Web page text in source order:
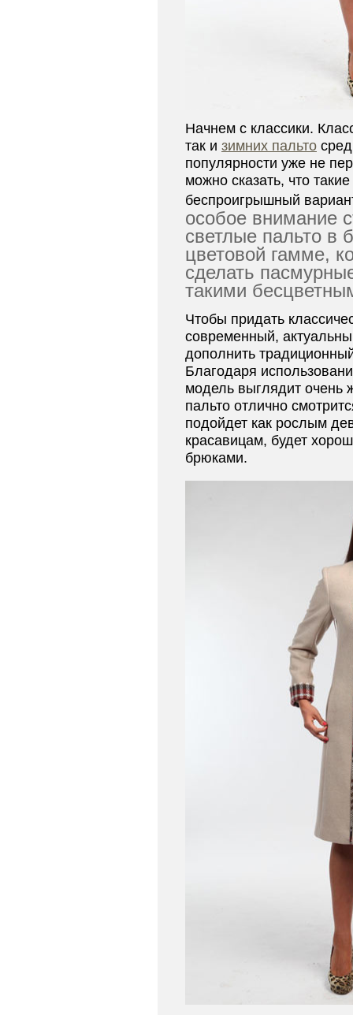
Начнем с классики.
так и зимних пальто
популярности уже не
можно сказать, что
беспроигрышный
особое внимание
светлые пальто в
цветовой гамме,
сделать
такими
Чтобы придать
современный,
дополнить
Благодаря
модель выглядит очень
пальто отлично
подойдет как рослым
красавицам, будет
брюками.